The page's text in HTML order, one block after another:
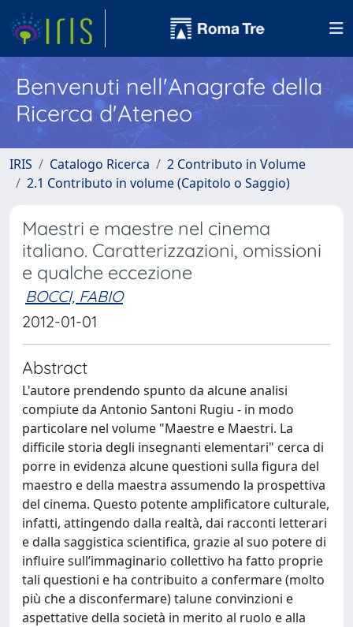
Benvenuti nell'Anagrafe della
Ricerca d'Ateneo
IRIS Catalogo Ricerca
2 Contributo in Volume
2.1 Contributo in volume (Capitolo o Saggio)
Maestri e maestre nel cinema
italiano. Caratterizzazioni, omissioni
e qualche eccezione
BOCCI, FABIO
2012-01-01
Abstract
L'autore prendendo spunto da alcune analisi
compiute da Antonio Santoni Rugiu - in modo
particolare nel volume "Maestre e Maestri. La
difficile storia degli insegnanti elementari" cerca di
porre in evidenza alcune questioni sulla figura del
maestro e della maestra assumendo la prospettiva
del cinema. Questo potente amplificatore culturale,
infatti, attingendo dalla realtà, dai racconti letterari
e dalla saggistica scientifica, grazie al suo potere di
influire sull’immaginario collettivo ha fatto proprie
tali questioni e ha contribuito a confermare (molto
più che a disconfermare) talune convinzioni e
aspettative della società in merito al ruolo e alla